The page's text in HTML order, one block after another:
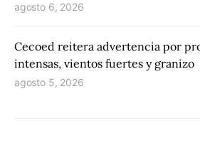
agosto 6, 2026
Cecoed reitera advertencia por
intensas, vientos fuertes y granizo
agosto 5, 2026